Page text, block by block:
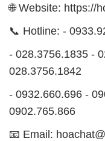
🌐 Website: https://
📞 Hotline: -
- 028.3756.1835 -
028.3756.1842
- 0932.660.696 -
0902.765.866
📧 Email: